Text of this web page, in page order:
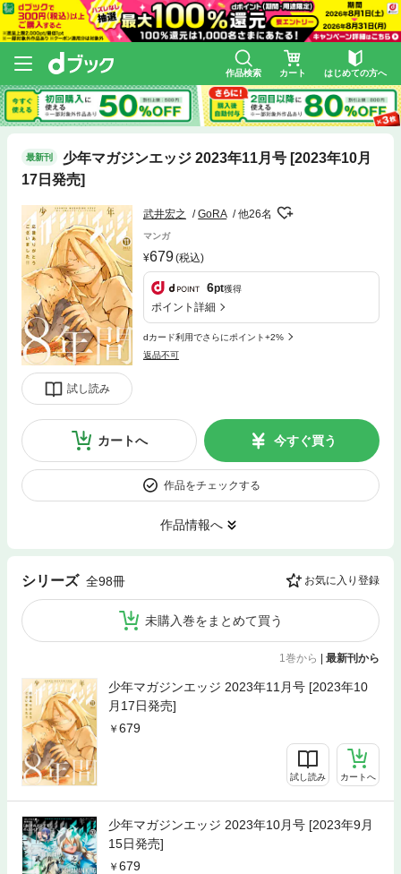
作品検索 カート はじめての方へ
最新刊
少年マガジンエッジ 2023年11月号 [2023年10月
17日発売]
試し読み
武井宏之 GoRA 他26名
マンガ
679(税込)
6pt獲得
ポイント詳細
dカード利用でさらにポイント+2%
返品不可
カートへ 今すぐ買う
作品をチェックする
作品情報へ
シリーズ 全98冊 お気に入り登録
未購入巻をまとめて買う
1巻から | 最新刊から
少年マガジンエッジ 2023年11月号 [2023年10
月17日発売]
679
試し読み カートへ
少年マガジンエッジ 2023年10月号 [2023年9月
15日発売]
679